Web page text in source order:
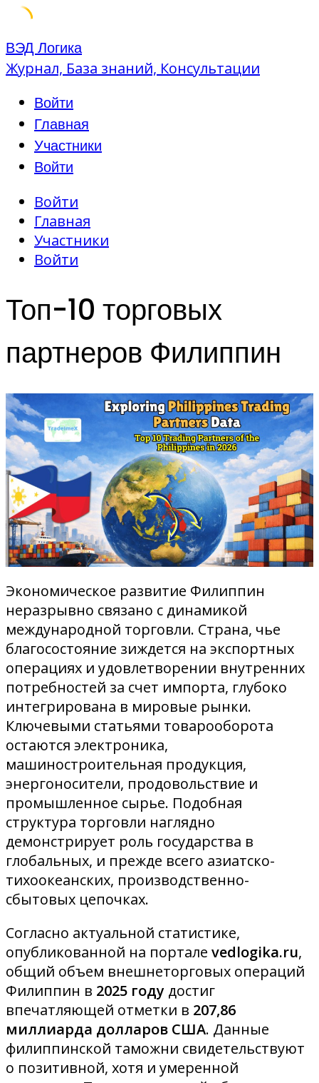
Skip
to
ВЭД Логика
Журнал, База знаний, Консультации
Войти
Главная
Участники
Войти
Войти
Главная
Участники
Войти
Топ-10 торговых
партнеров Филиппин
Экономическое развитие Филиппин
неразрывно связано с динамикой
международной торговли. Страна, чье
благосостояние зиждется на экспортных
операциях и удовлетворении внутренних
потребностей за счет импорта, глубоко
интегрирована в мировые рынки.
Ключевыми статьями товарооборота
остаются электроника,
машиностроительная продукция,
энергоносители, продовольствие и
промышленное сырье. Подобная
структура торговли наглядно
демонстрирует роль государства в
глобальных, и прежде всего азиатско-
тихоокеанских, производственно-
сбытовых цепочках.
Согласно актуальной статистике,
опубликованной на портале vedlogika.ru,
общий объем внешнеторговых операций
Филиппин в 2025 году достиг
впечатляющей отметки в 207,86
миллиарда долларов США. Данные
филиппинской таможни свидетельствуют
о позитивной, хотя и умеренной